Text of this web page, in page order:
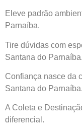
Eleve padrão
Parnaíba.
Tire dúvidas com
Santana do Parnaíba.
Confiança nasce da
Santana do Parnaíba.
A Coleta e
diferencial.